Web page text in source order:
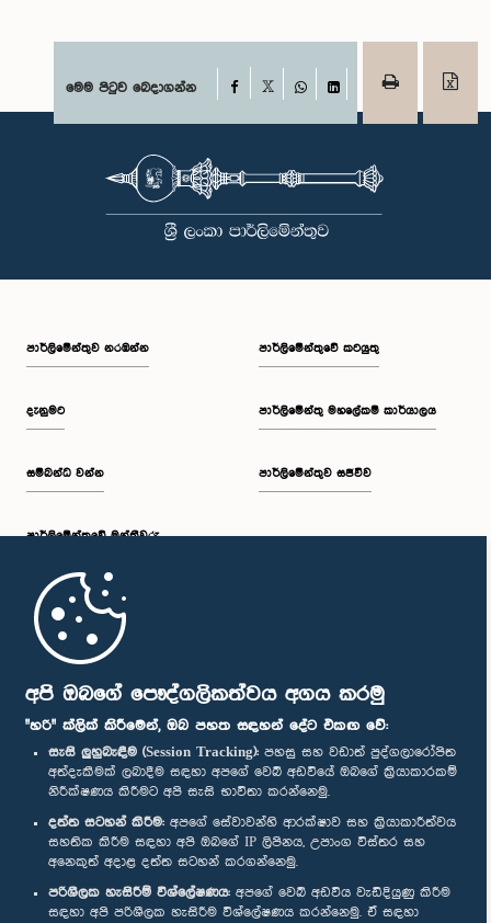
අපි ඔබගේ පෞද්ගලිකත්වය අගය කරමු
"හරි" ක්ලික් කිරීමෙන්, ඔබ පහත සඳහන් දේට එකඟ වේ:
සැසි ලුහුබැඳීම (Session Tracking): පහසු සහ වඩාත් පුද්ගලාරෝපිත
අත්දැකීමක් ලබාදීම සඳහා අපගේ වෙබ් අඩවියේ ඔබගේ ක්‍රියාකාරකම්
නිරීක්ෂණය කිරීමට අපි සැසි භාවිතා කරන්නෙමු.
දත්ත සටහන් කිරීම: අපගේ සේවාවන්හි ආරක්ෂාව සහ ක්‍රියාකාරීත්වය
සහතික කිරීම සඳහා අපි ඔබගේ IP ලිපිනය, උපාංග විස්තර සහ
අනෙකුත් අදාළ දත්ත සටහන් කරගන්නෙමු.
පරිශීලක හැසිරීම් විශ්ලේෂණය: අපගේ වෙබ් අඩවිය වැඩිදියුණු කිරීම
සඳහා අපි පරිශීලක හැසිරීම විශ්ලේෂණය කරන්නෙමු. ඒ සඳහා
මෙම පිටුව බෙදාගන්න Facebook
WhatsAppLinkedIn
පාර්ලි‌මේන්තුව නරඹන්න
දැනුමට
සම්බන්ධ වන්න
පාර්ලි‌මේන්තුවේ මන්ත්‍රීවරු
මුල් පිටුව
පාර්ලිමේන්තුවේ කටයුතු
පාර්ලිමේන්තු මහලේකම් කාර්යාලය
පාර්ලිමේන්තුව සජීවීව
පාර්ලිමේන්තු ජංගම යෙදුම
අප හා සම්බන්ධ වී සිටින්න :
සම්මාන